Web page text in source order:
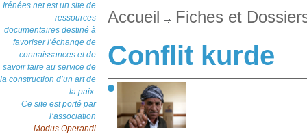
Irénées.net est un site de
ressources
documentaires destiné à
favoriser l’échange de
connaissances et de
savoir faire au service de
la construction d’un art de
la paix.
Ce site est porté par
l’association
Modus Operandi
Accueil Fiches et
Conflit kurde